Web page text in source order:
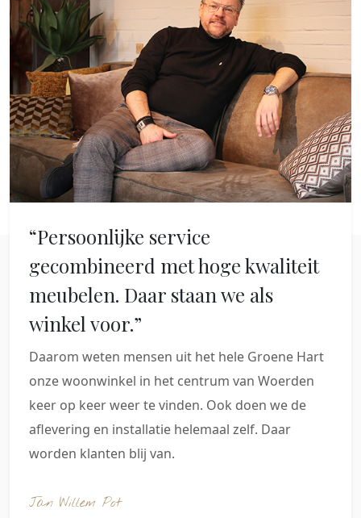
“Persoonlijke service
gecombineerd met hoge kwaliteit
meubelen. Daar staan we als
winkel voor.”
Daarom weten mensen uit het hele Groene Hart
onze woonwinkel in het centrum van Woerden
keer op keer weer te vinden. Ook doen we de
aflevering en installatie helemaal zelf. Daar
worden klanten blij van.
Jan Willem Pot